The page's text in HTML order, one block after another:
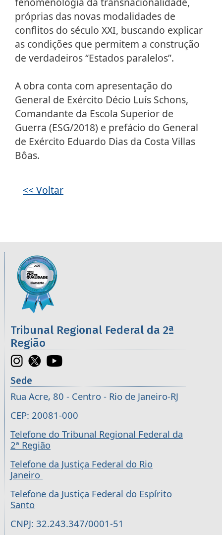
próprias das novas modalidades de
conflitos do século XXI, buscando explicar
as condições que permitem a construção
de verdadeiros “Estados paralelos”.
A obra conta com apresentação do
General de Exército Décio Luís Schons,
Comandante da Escola Superior de
Guerra (ESG/2018) e prefácio do General
de Exército Eduardo Dias da Costa Villas
Bôas.
<< Voltar
Informações úteis sobre os órgãos da 2ª
Imagem
Tribunal Regional Federal da 2ª
Região
Sede
Rua Acre, 80 - Centro - Rio de Janeiro-RJ
CEP: 20081-000
Telefone do Tribunal Regional Federal da
2ª Região
Telefone da Justiça Federal do Rio
Janeiro
Telefone da Justiça Federal do Espírito
Santo
CNPJ: 32.243.347/0001-51